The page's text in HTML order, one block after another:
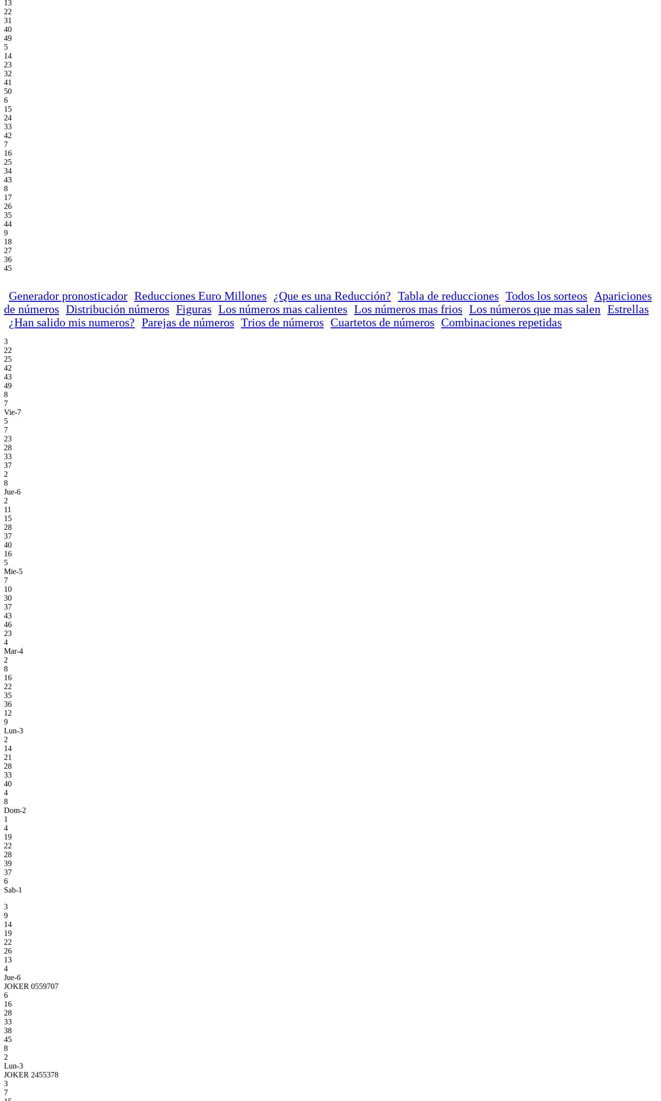
13
22
31
40
49
5
14
23
32
41
50
6
15
24
33
42
7
16
25
34
43
8
17
26
35
44
9
18
27
36
45
Generador pronosticador Reducciones Euro Millones ¿Que es una Reducción? Tabla de reducciones Todos los sorteos
Apariciones
de números Distribución números Figuras Los números mas calientes Los números mas frios Los números que mas salen Estrellas
¿Han salido mis numeros? Parejas de números Trios de números Cuartetos de números Combinaciones repetidas
3
22
25
42
43
49
8
7
Vie-7
5
7
23
28
33
37
2
8
Jue-6
2
11
15
28
37
40
16
5
Mie-5
7
10
30
37
43
46
23
4
Mar-4
2
8
16
22
35
36
12
9
Lun-3
2
14
21
28
33
40
4
8
Dom-2
1
4
19
22
28
39
37
6
Sab-1
3
9
14
19
22
26
13
4
Jue-6
JOKER 0559707
6
16
28
33
38
45
8
2
Lun-3
JOKER 2455378
3
7